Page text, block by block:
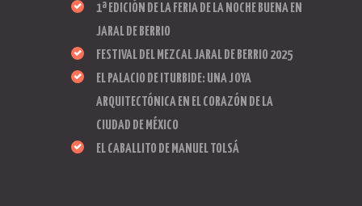
1ª EDICIÓN DE LA FERIA DE LA NOCHE BUENA EN
JARAL DE BERRIO
FESTIVAL DEL MEZCAL JARAL DE BERRIO 2025
EL PALACIO DE ITURBIDE: UNA JOYA
ARQUITECTÓNICA EN EL CORAZÓN DE LA
CIUDAD DE MÉXICO
EL CABALLITO DE MANUEL TOLSÁ